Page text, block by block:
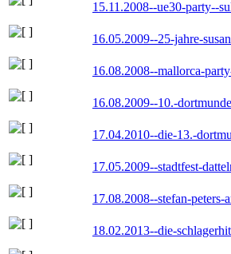
15.11.2008--ue30-party--
16.05.2009--25-jahre-
16.08.2008--mallorca-
16.08.2009--10.-
17.04.2010--die-13.-
17.05.2009--stadtfest-
17.08.2008--stefan-
18.02.2013--die-